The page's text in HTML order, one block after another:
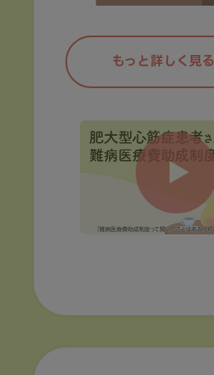
もっと詳しく見る